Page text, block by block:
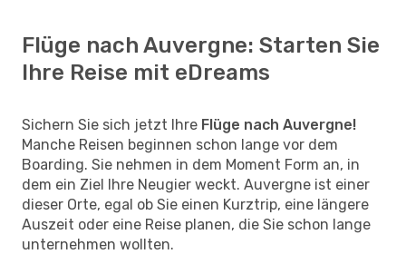
Flüge nach Auvergne: Starten Sie
Ihre Reise mit eDreams
Sichern Sie sich jetzt Ihre Flüge nach Auvergne!
Manche Reisen beginnen schon lange vor dem
Boarding. Sie nehmen in dem Moment Form an, in
dem ein Ziel Ihre Neugier weckt. Auvergne ist einer
dieser Orte, egal ob Sie einen Kurztrip, eine längere
Auszeit oder eine Reise planen, die Sie schon lange
unternehmen wollten.